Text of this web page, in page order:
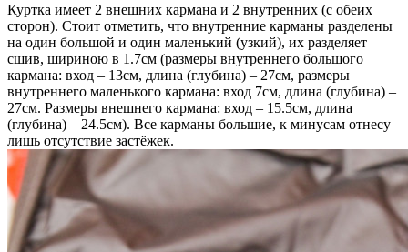
Куртка имеет 2 внешних кармана и 2 внутренних (с обеих
сторон). Стоит отметить, что внутренние карманы разделены
на один большой и один маленький (узкий), их разделяет
сшив, шириною в 1.7см (размеры внутреннего большого
кармана: вход – 13см, длина (глубина) – 27см, размеры
внутреннего маленького кармана: вход 7см, длина (глубина) –
27см. Размеры внешнего кармана: вход – 15.5см, длина
(глубина) – 24.5см). Все карманы большие, к минусам отнесу
лишь отсутствие застёжек.